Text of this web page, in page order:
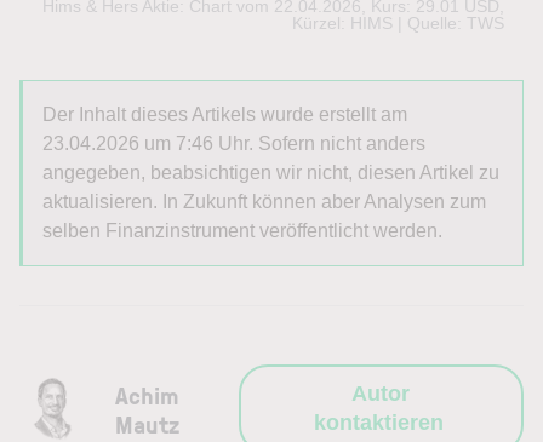
Hims & Hers Aktie: Chart vom 22.04.2026, Kurs: 29.01 USD,
Kürzel: HIMS | Quelle: TWS
Der Inhalt dieses Artikels wurde erstellt am
23.04.2026 um 7:46 Uhr. Sofern nicht anders
angegeben, beabsichtigen wir nicht, diesen Artikel zu
aktualisieren. In Zukunft können aber Analysen zum
selben Finanzinstrument veröffentlicht werden.
Achim
Mautz
Autor
kontaktieren